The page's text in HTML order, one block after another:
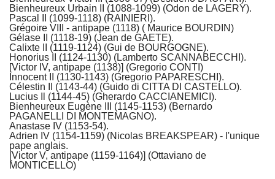
Bienheureux Urbain II (1088-1099) (Odon de LAGERY).
Pascal II (1099-1118) (RAINIERI).
Grégoire VIII - antipape (1118) ( Maurice BOURDIN)
Gélase II (1118-19) (Jean de GAETE).
Calixte II (1119-1124) (Gui de BOURGOGNE).
Honorius II (1124-1130) (Lamberto SCANNABECCHI).
[Victor IV, antipape (1138)] (Gregorio CONTI)
Innocent II (1130-1143) (Gregorio PAPARESCHI).
Célestin II (1143-44) (Guido di CITTA DI CASTELLO).
Lucius Il (1144-45) (Gherardo CACCIANEMICI).
Bienheureux Eugène III (1145-1153) (Bernardo
PAGANELLI DI MONTEMAGNO).
Anastase IV (1153-54).
Adrien IV (1154-1159) (Nicolas BREAKSPEAR) - l'unique
pape anglais.
[Victor V, antipape (1159-1164)] (Ottaviano de
MONTICELLO)